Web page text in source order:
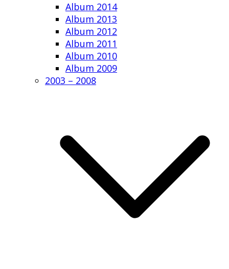
Album 2014
Album 2013
Album 2012
Album 2011
Album 2010
Album 2009
2003 – 2008